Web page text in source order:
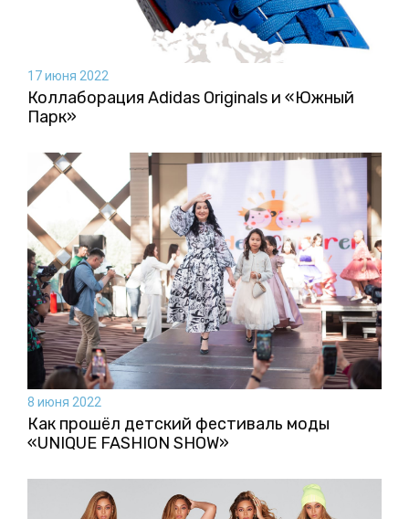
17 июня 2022
Коллаборация Аdidas Originals и «Южный
Парк»
8 июня 2022
Как прошёл детский фестиваль моды
«UNIQUE FASHION SHOW»